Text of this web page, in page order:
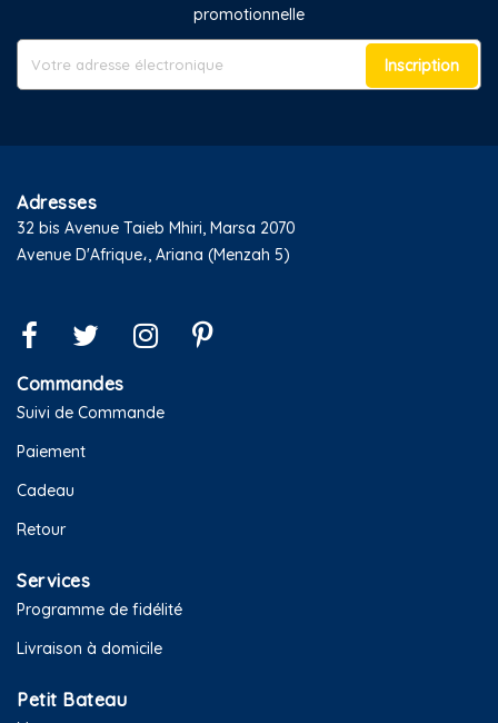
promotionnelle
Inscription
Adresses
32 bis Avenue Taieb Mhiri, Marsa 2070
Avenue D'Afrique،, Ariana (Menzah 5)
Commandes
Suivi de Commande
Paiement
Cadeau
Retour
Services
Programme de fidélité
Livraison à domicile
Petit Bateau